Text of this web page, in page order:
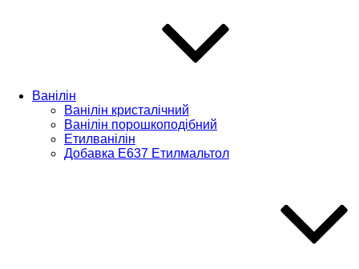
Ванілін
Ванілін кристалічний
Ванілін порошкоподібний
Етилванілін
Добавка Е637 Етилмальтол